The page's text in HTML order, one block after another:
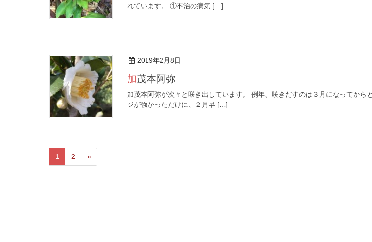
れています。 ①不治の病気 […]
2019年2月8日
加茂本阿弥
加茂本阿弥が次々と咲き出しています。 例年、咲きだすのは３月になってから
ジが強かっただけに、２月早 […]
1 2 »